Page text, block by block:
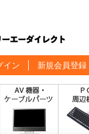
イン 新規会員登録